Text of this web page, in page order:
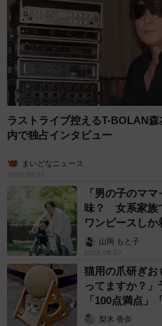
ラストライブ控えるT-BOLAN
内で独占インタビュー
まいどなニュース
2026.08.07
「男の子のマ
味？ 女系家族
ワンピースし
へんが…
山岡 もと子
2026.08.07
猫用の爪研ぎ
ってますか？
「100点満点」
梨木 香奈